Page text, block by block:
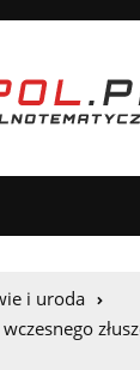
i uroda